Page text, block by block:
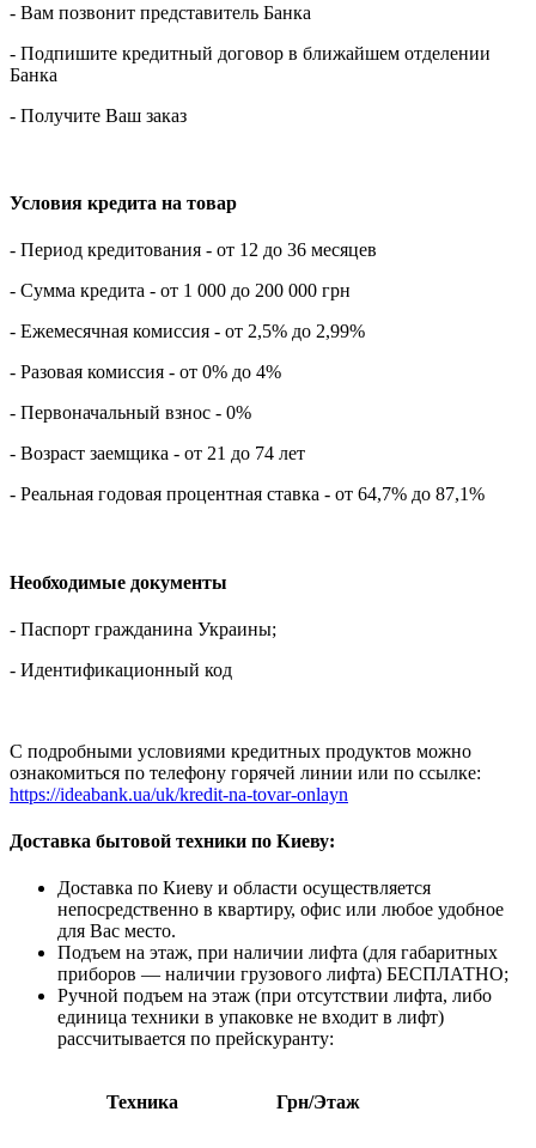
- Вам позвонит представитель Банка
- Подпишите кредитный договор в ближайшем отделении
Банка
- Получите Ваш заказ
Условия кредита на товар
- Период кредитования - от 12 до 36 месяцев
- Сумма кредита - от 1 000 до 200 000 грн
- Ежемесячная комиссия - от 2,5% до 2,99%
- Разовая комиссия - от 0% до 4%
- Первоначальный взнос - 0%
- Возраст заемщика - от 21 до 74 лет
- Реальная годовая процентная ставка - от 64,7% до 87,1%
Необходимые документы
- Паспорт гражданина Украины;
- Идентификационный код
С подробными условиями кредитных продуктов можно
ознакомиться по телефону горячей линии или по ссылке:
https://ideabank.ua/uk/kredit-na-tovar-onlayn
Доставка бытовой техники по Киеву:
Доставка по Киеву и области осуществляется
непосредственно в квартиру, офис или любое удобное
для Вас место.
Подъем на этаж, при наличии лифта (для габаритных
приборов — наличии грузового лифта) БЕСПЛАТНО;
Ручной подъем на этаж (при отсутствии лифта, либо
единица техники в упаковке не входит в лифт)
рассчитывается по прейскуранту:
Техника Грн/Этаж